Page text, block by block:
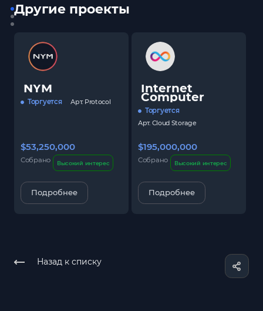
Другие проекты
NYM
Торгуется Арт. Protocol
$53,250,000
Собрано Высокий интерес
Подробнее
Internet
Computer
Торгуется
Арт. Cloud Storage
$195,000,000
Собрано Высокий интерес
Подробнее
Назад к списку